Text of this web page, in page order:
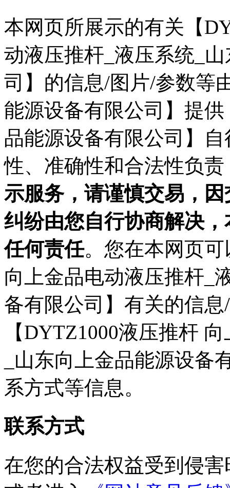
本网页所展示的有关【
动液压推杆_液压系统_
司】的信息/图片/参数等
能源设备有限公司】提
品能源设备有限公司】
性、准确性和合法性负责
示服务，请谨慎交易，
纠纷由您自行协商解决
任何责任。您在本网页
向上金品电动液压推杆_
备有限公司】有关的信
【DYTZ1000液压推杆
_山东向上金品能源设
系方式等信息。
联系方式
在您的合法权益受到侵